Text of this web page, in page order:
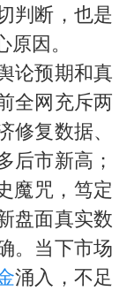
判断，也是
因。
论预期和真
全网充斥两
复数据、
后市新高；
魔咒，笃定
盘面真实数
。当下市场
涌入，不足